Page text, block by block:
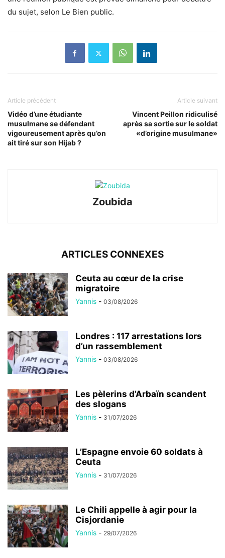
du sujet, selon Le Bien public.
Article précédent
Vidéo d’une étudiante
musulmane se défendant
vigoureusement après qu’on
ait tiré sur son Hijab ?
Article suivant
Vincent Peillon ridiculisé
après sa sortie sur le soldat
«d’origine musulmane»
Zoubida
ARTICLES CONNEXES
Ceuta au cœur de la crise
migratoire
Yannis - 03/08/2026
Londres : 117 arrestations lors
d’un rassemblement
Yannis - 03/08/2026
Les pèlerins d’Arbaïn scandent
des slogans
Yannis - 31/07/2026
L’Espagne envoie 60 soldats à
Ceuta
Yannis - 31/07/2026
Le Chili appelle à agir pour la
Cisjordanie
Yannis - 29/07/2026